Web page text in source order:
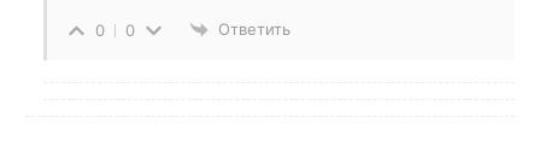
0 0 Ответить